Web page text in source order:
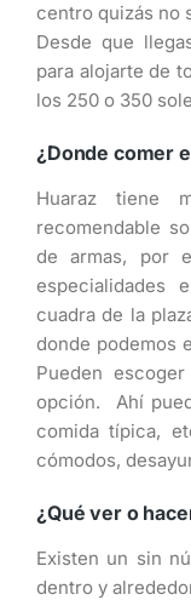
centro quizás no
Desde que
para alojarte de
los 250 o 350
¿Donde comer
Huaraz tiene
recomendable
de armas, por
especialidades
cuadra de la
donde podemos
Pueden
opción. Ahí
comida típica,
cómodos,
¿Qué ver o
Existen un sin
dentro y